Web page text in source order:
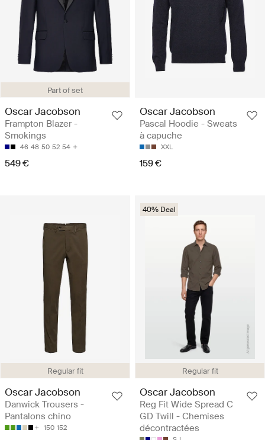
Part of set
Oscar Jacobson
Frampton Blazer -
Smokings
46 48 50 52 54
549 €
Oscar Jacobson
Pascal Hoodie - Sweats
à capuche
XXL
159 €
Regular fit
Oscar Jacobson
Danwick Trousers -
Pantalons chino
150 152
Regular fit
40% Deal
Oscar Jacobson
Reg Fit Wide Spread C
GD Twill - Chemises
décontractées